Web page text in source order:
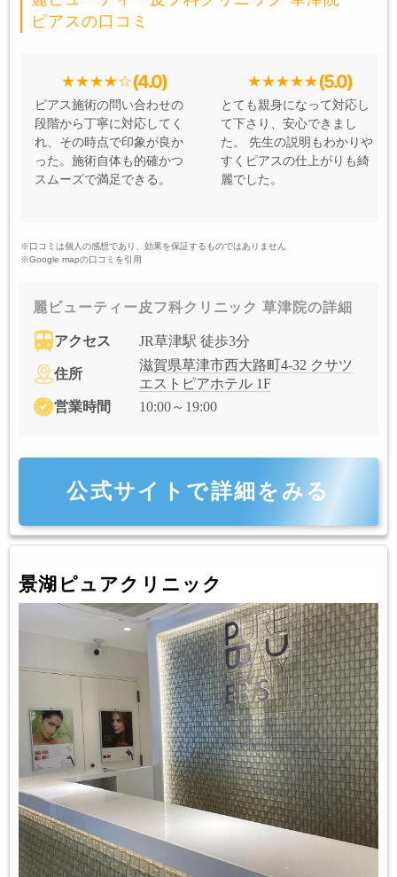
ピアスの口コミ
(4.0)
ピアス施術の問い合わせの
段階から丁寧に対応してく
れ、その時点で印象が良か
った。施術自体も的確かつ
スムーズで満足できる。
(5.0)
とても親身になって対応し
て下さり、安心できまし
た。 先生の説明もわかりや
すくピアスの仕上がりも綺
麗でした。
※口コミは個人の感想であり、効果を保証するものではありません
※Google mapの口コミを引用
麗ビューティー皮フ科クリニック 草津院の詳細
アクセス JR草津駅 徒歩3分
住所
滋賀県草津市西大路町4-32 クサツ
エストピアホテル 1F
営業時間
10:00～19:00
公式サイトで詳細をみる
景湖ピュアクリニック